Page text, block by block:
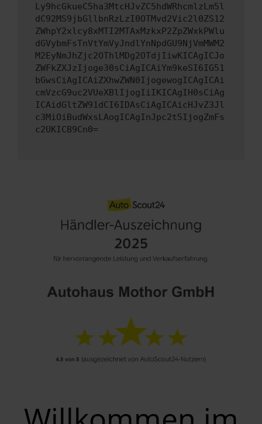
Ly9hcGkueC5ha3MtcHJvZC5hdWRhcmlzLm5l
dC92MS9jbGllbnRzLzI0OTMvd2Vic2l0ZS12
ZWhpY2xlcy8xMTI2MTAxMzkxP2ZpZWxkPWlu
dGVybmFsTnVtYmVyJndlYnNpdGU9NjVmMWM2
M2EyNmJhZjc2OThlMDg2OTdjIiwKICAgICJo
ZWFkZXJzIjoge30sCiAgICAiYm9keSI6IG51
bGwsCiAgICAiZXhwZWN0IjogewogICAgICAi
cmVzcG9uc2VUeXBlIjogIiIKICAgIH0sCiAg
ICAidGltZW91dCI6IDAsCiAgICAicHJvZ3Jl
c3MiOiBudWxsLAogICAgInJpc2t5IjogZmFs
c2UKICB9Cn0=